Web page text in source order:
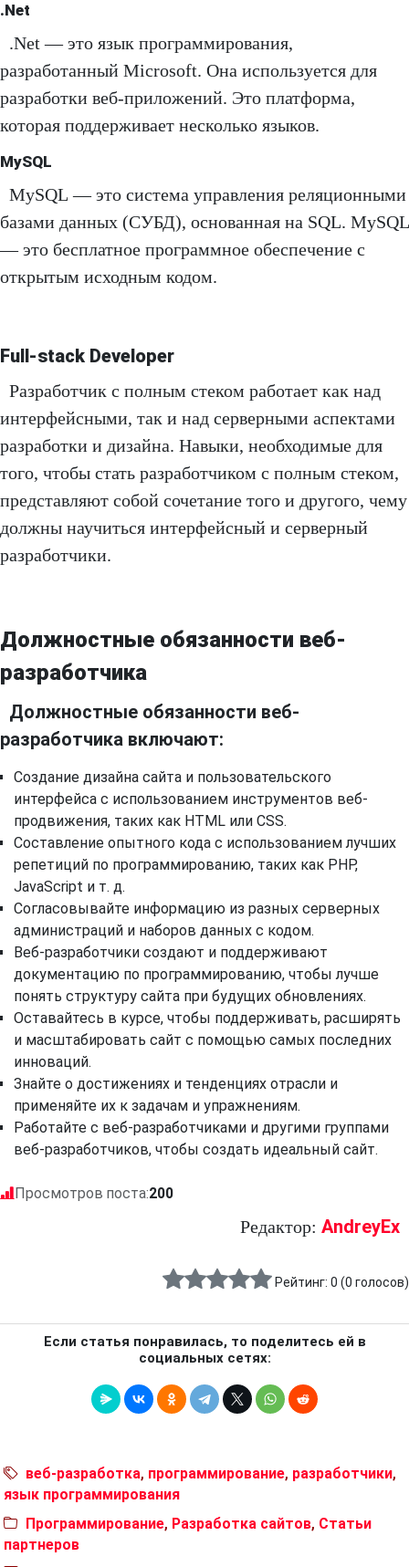
.Net
.Net — это язык программирования,
разработанный Microsoft. Она используется для
разработки веб-приложений. Это платформа,
которая поддерживает несколько языков.
MySQL
MySQL — это система управления реляционными
базами данных (СУБД), основанная на SQL. MySQL
— это бесплатное программное обеспечение с
открытым исходным кодом.
Full-stack Developer
Разработчик с полным стеком работает как над
интерфейсными, так и над серверными аспектами
разработки и дизайна. Навыки, необходимые для
того, чтобы стать разработчиком с полным стеком,
представляют собой сочетание того и другого, чему
должны научиться интерфейсный и серверный
разработчики.
Должностные обязанности веб-
разработчика
Должностные обязанности веб-
разработчика включают:
Создание дизайна сайта и пользовательского
интерфейса с использованием инструментов веб-
продвижения, таких как HTML или CSS.
Составление опытного кода с использованием лучших
репетиций по программированию, таких как PHP,
JavaScript и т. д.
Согласовывайте информацию из разных серверных
администраций и наборов данных с кодом.
Веб-разработчики создают и поддерживают
документацию по программированию, чтобы лучше
понять структуру сайта при будущих обновлениях.
Оставайтесь в курсе, чтобы поддерживать, расширять
и масштабировать сайт с помощью самых последних
инноваций.
Знайте о достижениях и тенденциях отрасли и
применяйте их к задачам и упражнениям.
Работайте с веб-разработчиками и другими группами
веб-разработчиков, чтобы создать идеальный сайт.
Просмотров поста:200
Редактор: AndreyEx
Рейтинг: 0 (0 голосов)
Если статья понравилась, то поделитесь ей в
социальных сетях:
веб-разработка, программирование, разработчики,
язык программирования
Программирование, Разработка сайтов, Статьи
партнеров